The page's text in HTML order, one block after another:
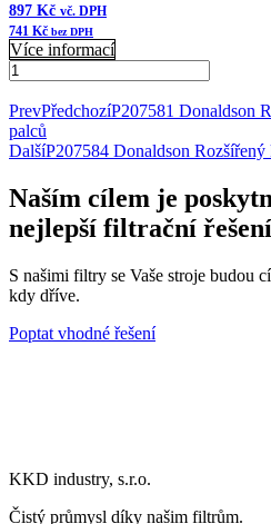
897 Kč vč. DPH
741 Kč bez DPH
Více informací
175587-
Donaldson
Indikátor
podtlaku
PrevPředchozíP207581 Donaldson
palců
DalšíP207584 Donaldson
Naším cílem je
nejlepší filtrační
S našimi filtry se Vaše stroje budou
kdy dříve.
Poptat vhodné řešení
KKD industry, s.r.o.
Čistý průmysl díky našim filtrům.